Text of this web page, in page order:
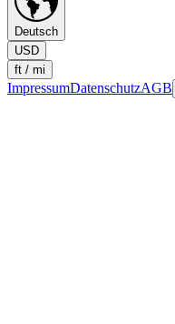
Deutsch
USD
ft / mi
ImpressumDatenschutzAGB